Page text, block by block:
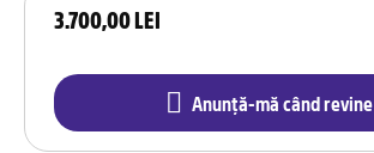
3.700,00 LEI
Anunță-mă când revine